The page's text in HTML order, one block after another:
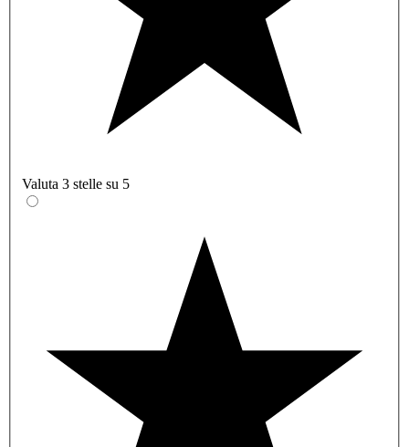
Valuta 3 stelle su 5